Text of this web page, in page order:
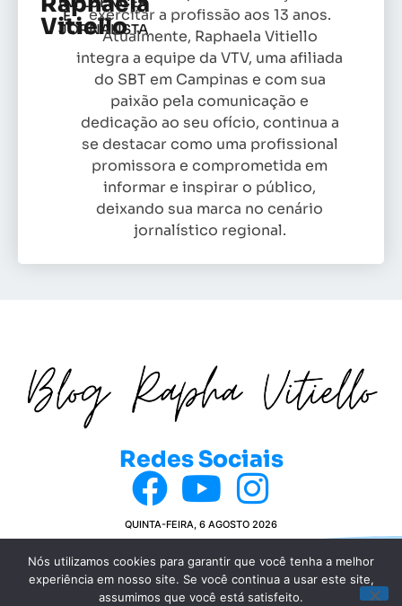
Vitiello
E
JORNALISTA
exercitar a profissão aos 13 anos.
Atualmente, Raphaela Vitiello
integra a equipe da VTV, uma afiliada
do SBT em Campinas e com sua
paixão pela comunicação e
dedicação ao seu ofício, continua a
se destacar como uma profissional
promissora e comprometida em
informar e inspirar o público,
deixando sua marca no cenário
jornalístico regional.
Redes Sociais
QUINTA-FEIRA, 6 AGOSTO 2026
© COPYRIGHT 2024 BLOG DA RAPHA VITIELLO
POLÍTICA DE PRIVACIDADE
Nós utilizamos cookies para garantir que você tenha a melhor
experiência em nosso site. Se você continua a usar este site,
assumimos que você está satisfeito.